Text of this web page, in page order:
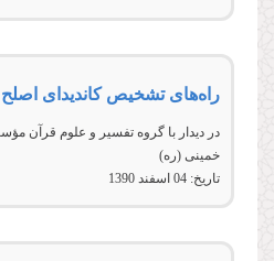
راه‌های تشخیص كاندیدای اصلح
در دیدار با گروه تفسیر و علوم قرآن
خمینی (ره)
تاریخ: 04 اسفند 1390